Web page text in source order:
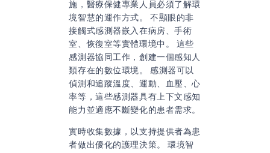
施，醫療保健專業人員必須了解環
境智慧的運作方式。 不顯眼的非
接觸式感測器嵌入在病房、手術
室、恢復室等實體環境中。 這些
感測器協同工作，創建一個感知人
類存在的數位環境。 感測器可以
偵測和追蹤溫度、運動、血壓、心
率等，這些感測器具有上下文感知
能力並適應不斷變化的患者需求。
實時收集數據，以支持提供者為患
者做出優化的護理決策。 環境智